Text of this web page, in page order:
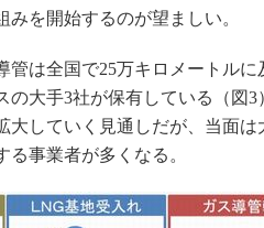
を開始するのが望ましい。
は全国で25万キロメートルに
の大手3社が保有している（図
大していく見通しだが、当面
事業者が多くなる。